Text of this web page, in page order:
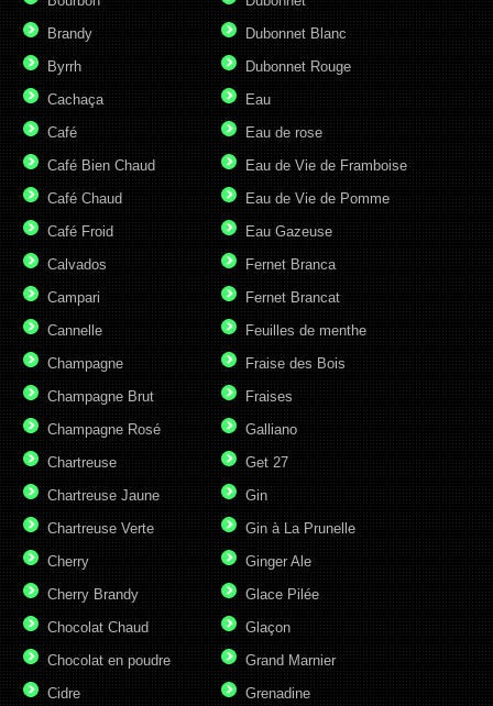
Brandy
Byrrh
Cachaça
Café
Café Bien Chaud
Café Chaud
Café Froid
Calvados
Campari
Cannelle
Champagne
Champagne Brut
Champagne Rosé
Chartreuse
Chartreuse Jaune
Chartreuse Verte
Cherry
Cherry Brandy
Chocolat Chaud
Chocolat en poudre
Cidre
Dubonnet Blanc
Dubonnet Rouge
Eau
Eau de rose
Eau de Vie de Framboise
Eau de Vie de Pomme
Eau Gazeuse
Fernet Branca
Fernet Brancat
Feuilles de menthe
Fraise des Bois
Fraises
Galliano
Get 27
Gin
Gin à La Prunelle
Ginger Ale
Glace Pilée
Glaçon
Grand Marnier
Grenadine